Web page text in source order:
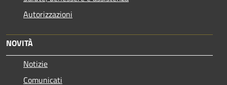
Autorizzazioni
NOVITÀ
Notizie
Comunicati